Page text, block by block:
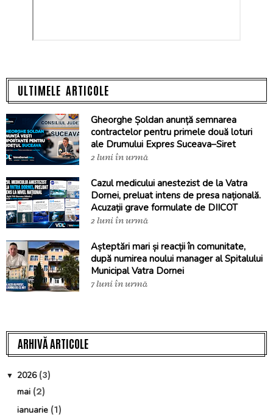
ULTIMELE ARTICOLE
Gheorghe Șoldan anunță semnarea
contractelor pentru primele două loturi
ale Drumului Expres Suceava–Siret
2 luni în urmă
Cazul medicului anestezist de la Vatra
Dornei, preluat intens de presa națională.
Acuzații grave formulate de DIICOT
2 luni în urmă
Așteptări mari și reacții în comunitate,
după numirea noului manager al Spitalului
Municipal Vatra Dornei
7 luni în urmă
ARHIVĂ ARTICOLE
▼ 2026 (3)
mai (2)
ianuarie (1)